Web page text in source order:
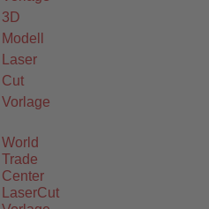
World
Trade
Center
LaserCut